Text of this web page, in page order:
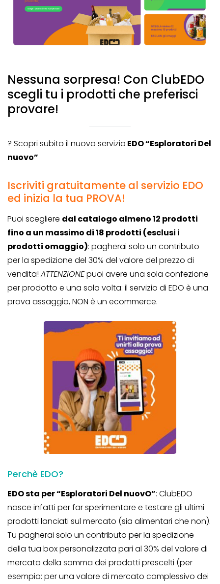
Nessuna sorpresa! Con ClubEDO
scegli tu i prodotti che preferisci
provare!
? Scopri subito il nuovo servizio EDO “Esploratori Del
nuovo”
Iscriviti gratuitamente al servizio EDO
ed inizia la tua PROVA!
Puoi scegliere dal catalogo almeno 12 prodotti
fino a un massimo di 18 prodotti (esclusi i
prodotti omaggio): pagherai solo un contributo
per la spedizione del 30% del valore del prezzo di
vendita! ATTENZIONEpuoi avere una sola confezione
per prodotto e una sola volta: il servizio di EDO è una
prova assaggio, NON è un ecommerce.
Perchè EDO?
EDO sta per “Esploratori Del nuovO”: ClubEDO
nasce infatti per far sperimentare e testare gli ultimi
prodotti lanciati sul mercato (sia alimentari che non).
Tu pagherai solo un contributo per la spedizione
della tua box personalizzata pari al 30% del valore di
mercato della somma dei prodotti prescelti (per
esempio: per una valore di mercato complessivo dei